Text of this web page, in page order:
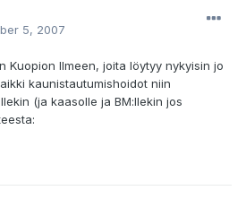
5, 2007
Kuopion Ilmeen, joita löytyy nykyisin jo
kaunistautumishoidot niin
(ja kaasolle ja BM:llekin jos